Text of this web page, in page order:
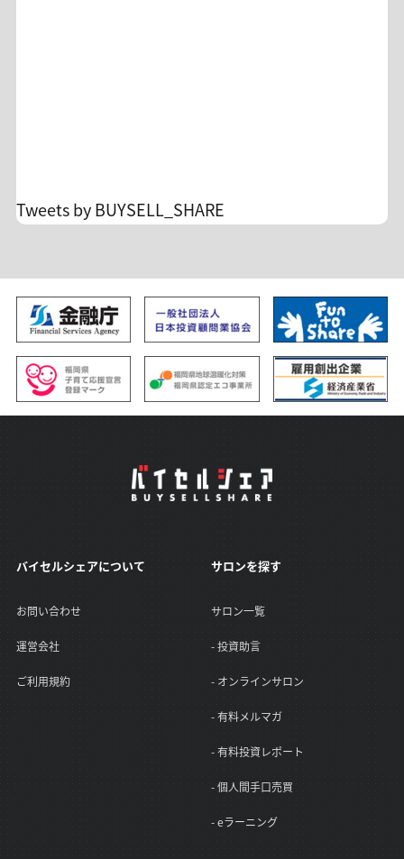
できます。 孤独なトレードからの脱却/自分のトレ
Tweets by BUYSELL_SHARE
バイセルシェアについて
お問い合わせ
運営会社
ご利用規約
サロンを探す
サロン一覧
- 投資助言
- オンラインサロン
- 有料メルマガ
- 有料投資レポート
- 個人間手口売買
- eラーニング